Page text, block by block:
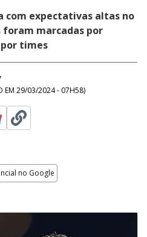
com expectativas altas no
foram marcadas por
times
EM 29/03/2024 - 07H58)
no Google